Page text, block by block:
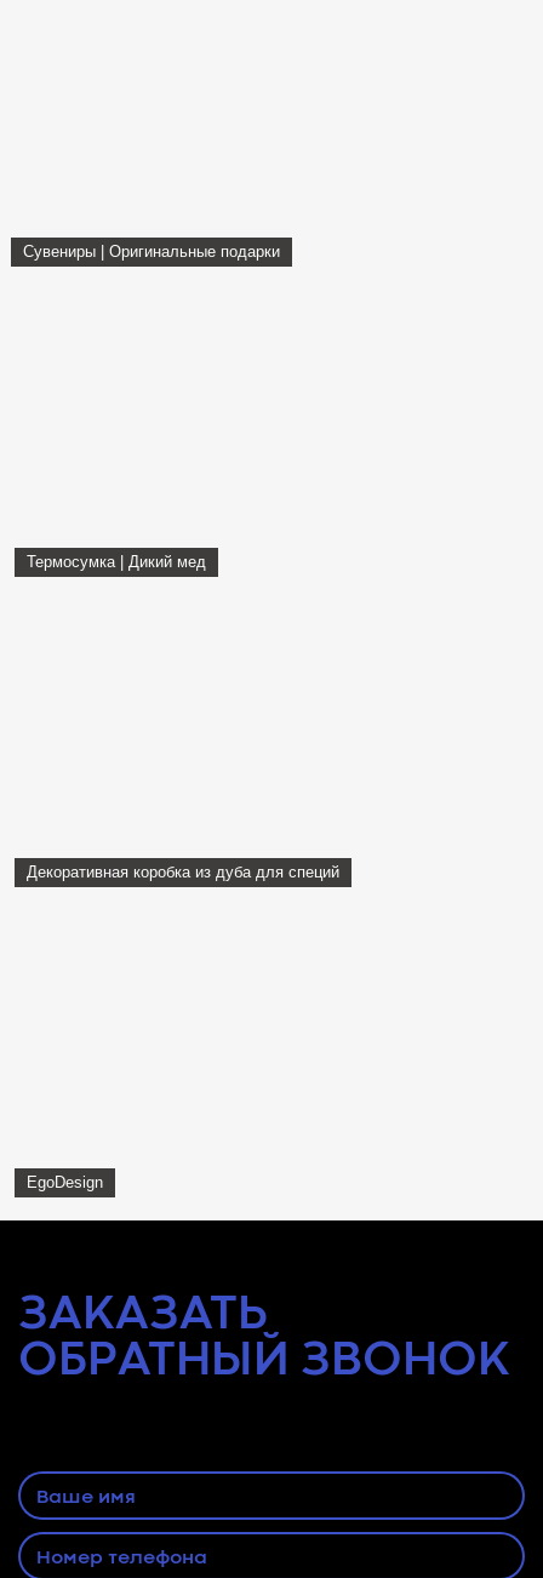
Сувениры | Оригинальные подарки
Термосумка | Дикий мед
Декоративная коробка из дуба для специй
EgoDesign
ЗАКАЗАТЬ
ОБРАТНЫЙ ЗВОНОК